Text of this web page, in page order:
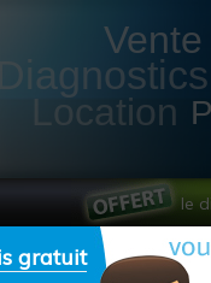
Vente
Location
le
gratuit